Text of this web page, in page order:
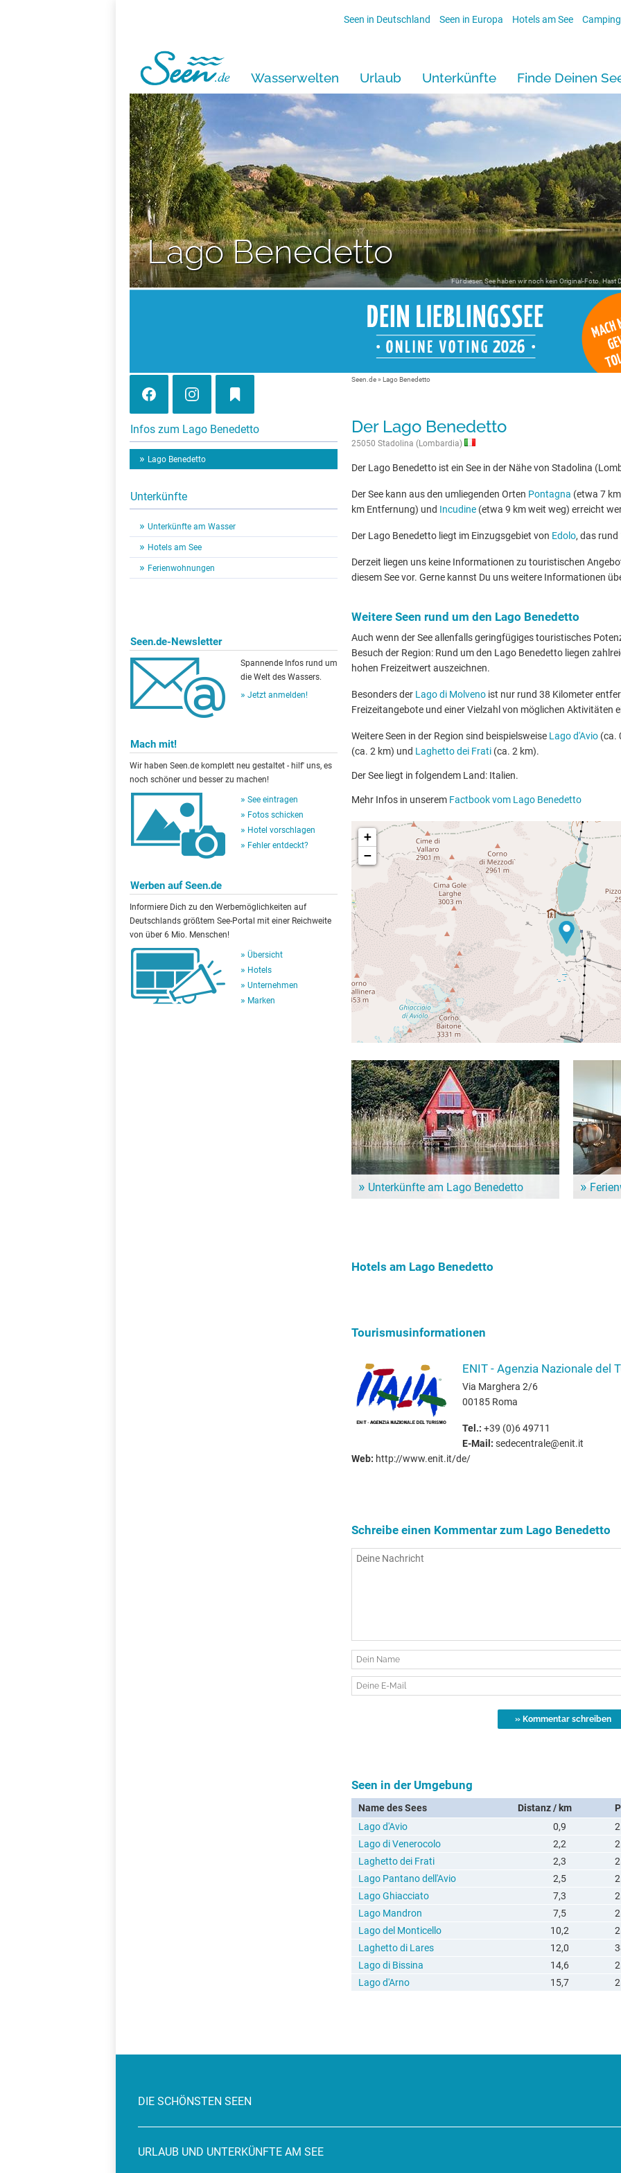
Seen in Deutschland Seen in Europa Hotels am See
Wasserwelten Urlaub Unterkünfte Finde Deinen
Lago Benedetto
Für diesen See haben wir noch kein Original-Foto. Hast
Infos zum Lago Benedetto
Lago Benedetto
Unterkünfte
Unterkünfte am Wasser
Hotels am See
Ferienwohnungen
Seen.de-Newsletter
Spannende Infos rund um
die Welt des Wassers.
Jetzt anmelden!
Mach mit!
Wir haben Seen.de komplett neu gestaltet - hilf' uns, es
noch schöner und besser zu machen!
See eintragen
Fotos schicken
Hotel vorschlagen
Fehler entdeckt?
Werben auf Seen.de
Informiere Dich zu den Werbemöglichkeiten auf
Deutschlands größtem See-Portal mit einer Reichweite
von über 6 Mio. Menschen!
Übersicht
Hotels
Unternehmen
Marken
Seen.de» Lago Benedetto
Der Lago Benedetto
25050 Stadolina (Lombardia)
Der Lago Benedetto ist ein See in der Nähe von Stadolina
Der See kann aus den umliegenden Orten Pontagna (etwa 7
km Entfernung) und Incudine (etwa 9 km weit weg) erreicht
Der Lago Benedetto liegt im Einzugsgebiet von Edolo, das
Derzeit liegen uns keine Informationen zu touristischen
diesem See vor. Gerne kannst Du uns weitere Informationen
Weitere Seen rund um den Lago Benedetto
Auch wenn der See allenfalls geringfügiges touristisches
Besuch der Region: Rund um den Lago Benedetto liegen
hohen Freizeitwert auszeichnen.
Besonders der Lago di Molveno ist nur rund 38 Kilometer
Freizeitangebote und einer Vielzahl von möglichen Aktivitäten
Weitere Seen in der Region sind beispielsweise Lago d'Avio (ca.
(ca. 2 km) und Laghetto dei Frati (ca. 2 km).
Der See liegt in folgendem Land: Italien.
Mehr Infos in unserem Factbook vom Lago Benedetto
+
−
Unterkünfte am Lago Benedetto
Hotels am Lago Benedetto
Tourismusinformationen
ENIT - Agenzia Nazionale del
Via Marghera 2/6
00185 Roma
Tel.: +39 (0)6 49711
E-Mail: sedecentrale@enit.it
Web: http://www.enit.it/de/
Schreibe einen Kommentar zum Lago Benedetto
Seen in der Umgebung
Name des Sees Distanz / km
Lago d'Avio
0,9
Lago di Venerocolo
2,2
Laghetto dei Frati
2,3
Lago Pantano dell'Avio
2,5
Lago Ghiacciato
7,3
Lago Mandron
7,5
Lago del Monticello
10,2
Laghetto di Lares
12,0
Lago di Bissina
14,6
Lago d'Arno
15,7
DIE SCHÖNSTEN SEEN
URLAUB UND UNTERKÜNFTE AM SEE